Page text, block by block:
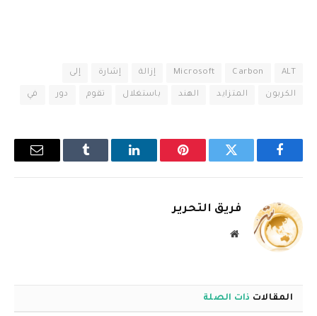
ALT
Carbon
Microsoft إزالة إشارة إلى
الكربون المتزايد الهند باستغلال تقوم دور في
فيسبوك تويتر بينتيريستلينكدإن Tumblr
البريد
فريق التحرير
موقع
المقالات ذات الصلة